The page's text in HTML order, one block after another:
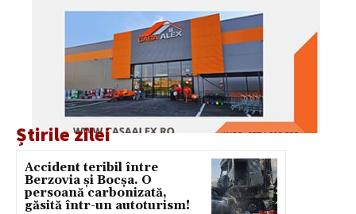
Știrile zilei
Accident teribil între
Berzovia și Bocșa. O
persoană carbonizată,
găsită într-un autoturism!